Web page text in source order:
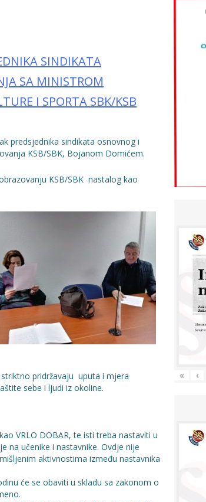
SINDIKATA
SA MINISTROM
I SPORTA SBK/KSB
predsjednika sindikata osnovnog i
KSB/SBK, Bojanom Domićem.
KSB/SBK nastalog kao
pridržavaju uputa i mjera
sebe i ljudi iz okoline.
VRLO DOBAR, te isti treba nastaviti u
na učenike i nastavnike. Ovdje nije
aktivnostima između nastavnika
će se obaviti u skladu sa zakonom o
« ‹